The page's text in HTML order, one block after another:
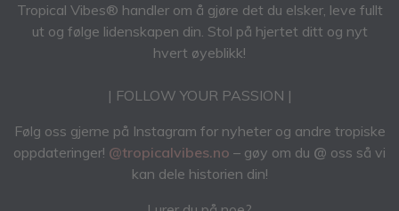
Tropical Vibes® handler om å gjøre det du elsker, leve fullt
ut og følge lidenskapen din. Stol på hjertet ditt og nyt
hvert øyeblikk!
| FOLLOW YOUR PASSION |
Følg oss gjerne på Instagram for nyheter og andre tropiske
oppdateringer! @tropicalvibes.no – gøy om du @ oss så vi
kan dele historien din!